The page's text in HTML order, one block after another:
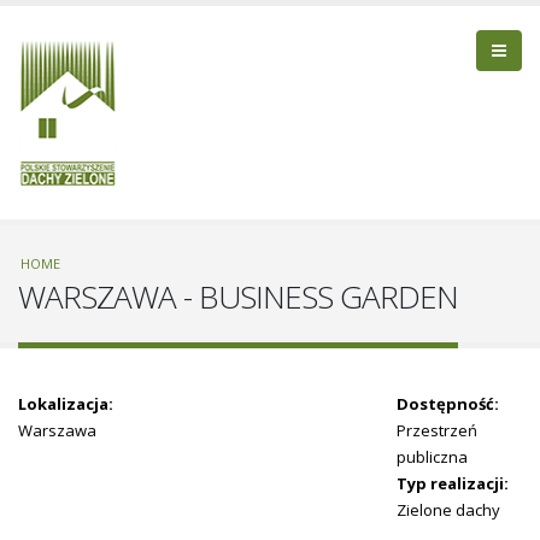
HOME
WARSZAWA - BUSINESS GARDEN
Lokalizacja:
Warszawa
Dostępność:
Przestrzeń
publiczna
Typ realizacji:
Zielone dachy